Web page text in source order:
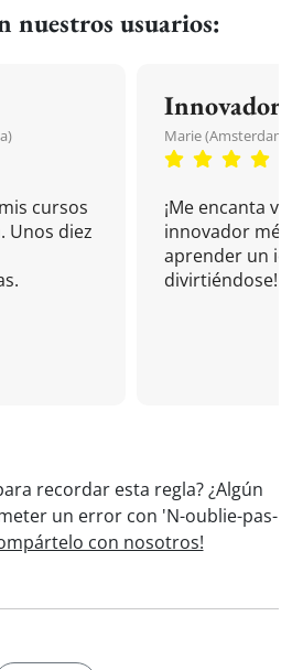
nuestros usuarios:
cursos
Unos diez
Innovador
Marie (Amsterdam,
¡Me encanta
innovador
aprender un
divirtiéndose!
recordar esta regla? ¿Algún
un error con 'N-oublie-pas-
con nosotros!